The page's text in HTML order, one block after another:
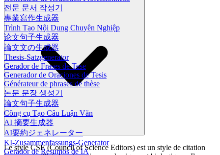
전문 문서 작성기
專業寫作生成器
Trình Tạo Nội Dung Chuyên Nghiệp
论文句子生成器
論文文の生成器
Thesis-Satzgenerator
Gerador de Frases de Tese
Generador de Oraciones de Tesis
Générateur de phrases de thèse
논문 문장 생성기
論文句子生成器
Công cụ Tạo Câu Luận Văn
AI 摘要生成器
AI要約ジェネレーター
KI-Zusammenfassungs-Generator
Gerador de Resumos de IA
Le style CSE (Council of Science Editors) est un style de citation